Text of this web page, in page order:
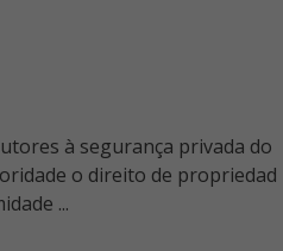
à segurança privada do
o direito de propriedad
...